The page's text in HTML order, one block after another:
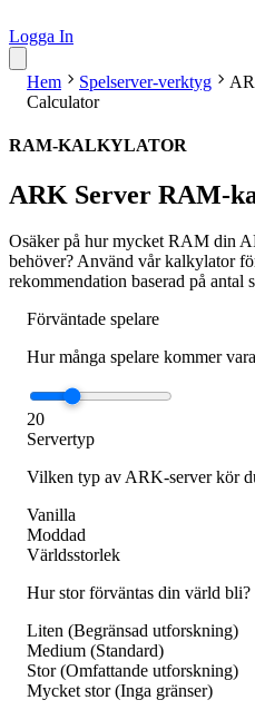
Logga In
Hem Spelserver-verktyg
Calculator
RAM-KALKYLATOR
ARK Server RAM-
Osäker på hur mycket RAM din
behöver? Använd vår kalkylator
rekommendation baserad på antal
Förväntade spelare
Hur många spelare kommer
20
Servertyp
Vilken typ av ARK-server kör
Vanilla
Moddad
Världsstorlek
Hur stor förväntas din värld bli?
Liten (Begränsad utforskning)
Medium (Standard)
Stor (Omfattande utforskning)
Mycket stor (Inga gränser)